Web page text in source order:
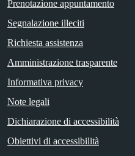
Prenotazione appuntamento
Segnalazione illeciti
Richiesta assistenza
Amministrazione trasparente
Informativa privacy
Note legali
Dichiarazione di accessibilità
Obiettivi di accessibilità